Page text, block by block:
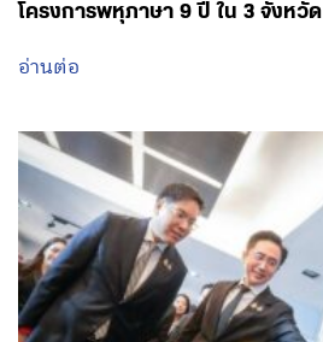
โครงการพหุภาษา 9 ปี ใน 3 จังหวัด
อ่านต่อ